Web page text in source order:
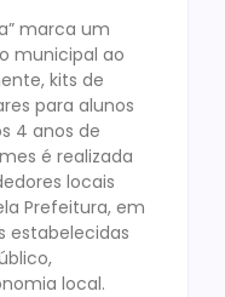
marca um
municipal ao
kits de
para alunos
4 anos de
é realizada
locais
Prefeitura, em
estabelecidas
local.